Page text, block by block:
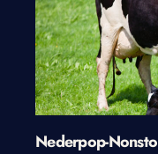
Nederpop-